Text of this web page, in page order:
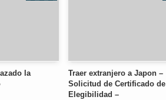
la
Traer extranjero a Japon –
Solicitud de Certificado de
Elegibilidad –